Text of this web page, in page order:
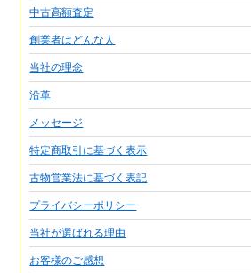
中古高額査定
創業者はどんな人
当社の理念
沿革
メッセージ
特定商取引に基づく表示
古物営業法に基づく表記
プライバシーポリシー
当社が選ばれる理由
お客様のご感想